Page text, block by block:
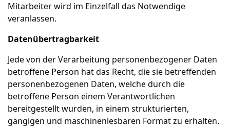
Mitarbeiter wird im Einzelfall das Notwendige
veranlassen.
Datenübertragbarkeit
Jede von der Verarbeitung personenbezogener Daten
betroffene Person hat das Recht, die sie betreffenden
personenbezogenen Daten, welche durch die
betroffene Person einem Verantwortlichen
bereitgestellt wurden, in einem strukturierten,
gängigen und maschinenlesbaren Format zu erhalten.